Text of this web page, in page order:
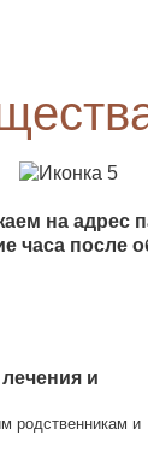
на адрес
часа после
и
родственникам и